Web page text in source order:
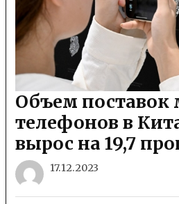
Объем
телефонов в
вырос на 19,7
17.12.2023